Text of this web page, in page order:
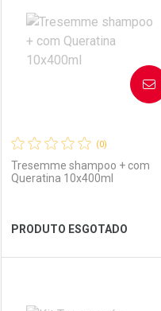
Laboratório
Ver Desconto Convênio
Por Menos
(0)
Tresemme shampoo + com
Queratina 10x400ml
PRODUTO ESGOTADO
AVISE-ME